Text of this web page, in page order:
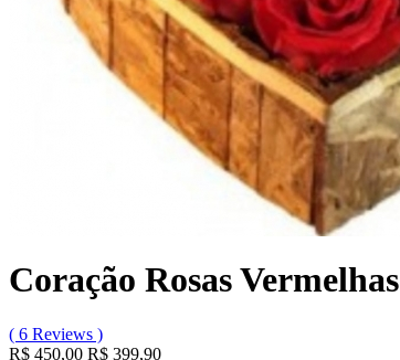
Coração Rosas Vermelhas
( 6 Reviews )
R$ 450,00 R$ 399,90